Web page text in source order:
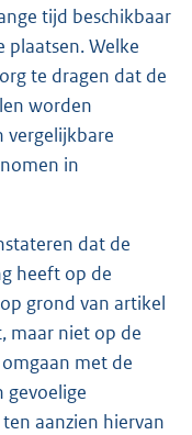
tijd beschikbaar
plaatsen. Welke
te dragen dat de
worden
vergelijkbare
in
dat de
heeft op de
grond van artikel
maar niet op de
met de
gevoelige
aanzien hiervan